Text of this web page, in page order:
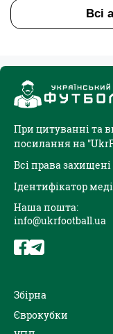
Всі
При цитуванні та
посилання на
Всі права
Ідентифікатор
Наша пошта:
info@ukrfootball.ua
Збірна
Єврокубки